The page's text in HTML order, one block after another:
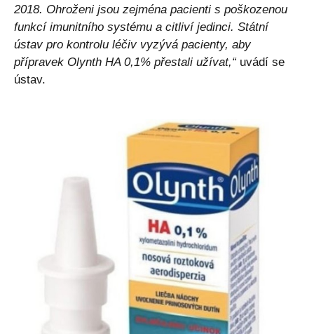
2018. Ohroženi jsou zejména pacienti s poškozenou
funkcí imunitního systému a citliví jedinci. Státní
ústav pro kontrolu léčiv vyzývá pacienty, aby
přípravek Olynth HA 0,1% přestali užívat,“ uvádí se
ústav.